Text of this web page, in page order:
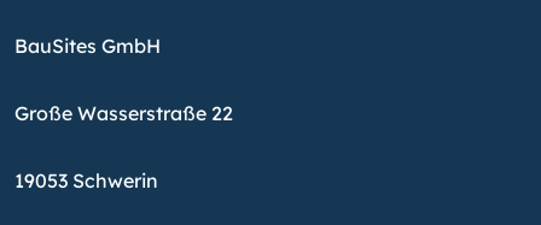
BauSites GmbH
Große Wasserstraße 22
19053 Schwerin